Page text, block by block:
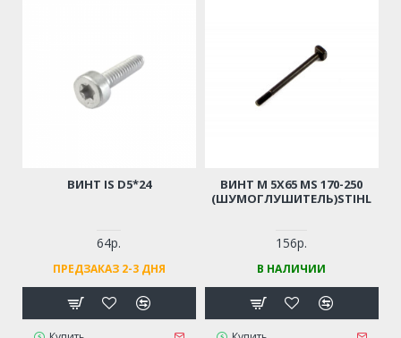
ВИНТ IS D5*24
64р.
ПРЕДЗАКАЗ 2-3 ДНЯ
ВИНТ М 5Х65 MS 170-250
(ШУМОГЛУШИТЕЛЬ)STIHL
156р.
В НАЛИЧИИ